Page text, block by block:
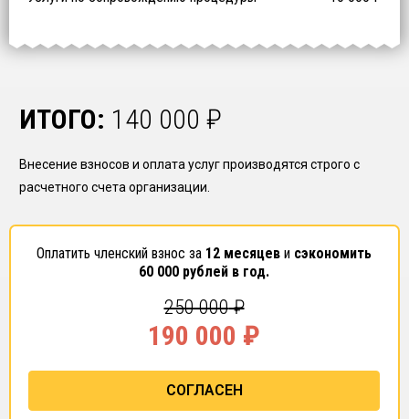
ИТОГО: 140 000 ₽
Внесение взносов и оплата услуг производятся строго с
расчетного счета организации.
Оплатить членский взнос за 12 месяцев и сэкономить
60 000 рублей в год.
250 000₽
190 000 ₽
СОГЛАСЕН